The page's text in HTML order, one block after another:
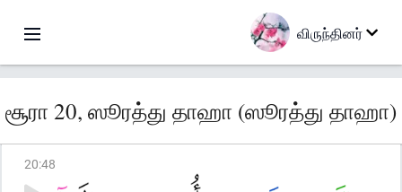
விருந்தினர்
சூரா 20, ஸூரத்து தாஹா (ஸூரத்து தாஹா)
20:48